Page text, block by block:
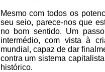
Mesmo com todos os
seu seio, parece-nos que
no bom sentido. Um
intermédio, com vista à
mundial, capaz de dar
contra um sistema
histórico.